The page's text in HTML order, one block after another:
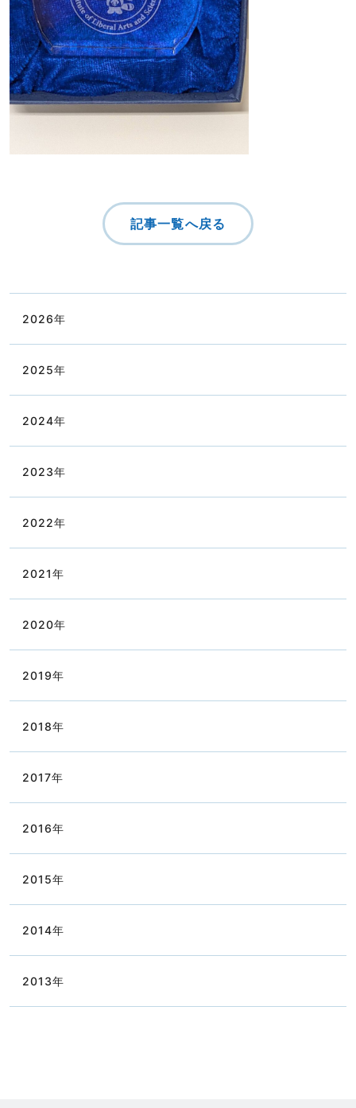
記事一覧へ戻る
2026年
2025年
2024年
2023年
2022年
2021年
2020年
2019年
2018年
2017年
2016年
2015年
2014年
2013年